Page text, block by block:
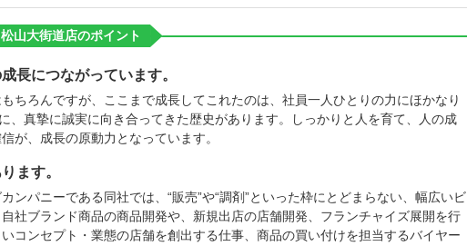
山大街道店のポイント
長につながっています。
ちろんですが、ここまで成長してこれたのは、社員一人ひとりの力にほかなり
、真摯に誠実に向き合ってきた歴史があります。しっかりと人を育て、人の成
が、成長の原動力となっています。
ます。
ンパニーである同社では、“販売”や“調剤”といった枠にとどまらない、幅広いビ
社ブランド商品の商品開発や、新規出店の店舗開発、フランチャイズ展開を行
コンセプト・業態の店舗を創出する仕事、商品の買い付けを担当するバイヤー